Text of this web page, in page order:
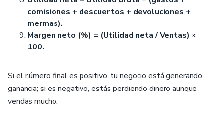
comisiones + descuentos + devoluciones +
mermas).
Margen neto (%) = (Utilidad neta / Ventas) ×
100.
Si el número final es positivo, tu negocio está generando
ganancia; si es negativo, estás perdiendo dinero aunque
vendas mucho.